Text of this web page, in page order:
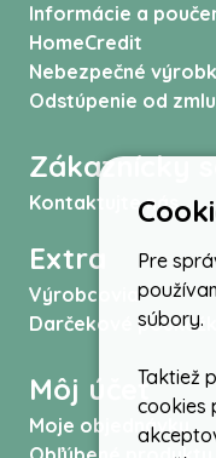
Informácie a
HomeCredit
Nebezpečné
Odstúpenie od
Zákaznícky
Kontaktujte nás
Extra
Výrobcovia
Darčekové poukážky
Môj účet
Moje objednávky
Pre
súbory.
Taktiež
cookies